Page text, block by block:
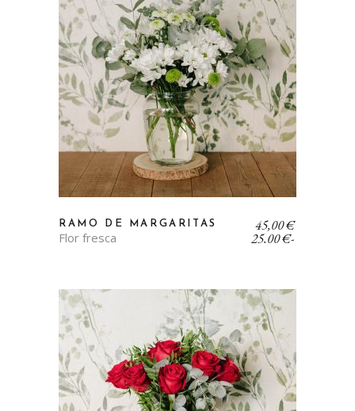
RAMO DE MARGARITAS
Flor fresca 25,00€-
45,00€Rango
de
hasta